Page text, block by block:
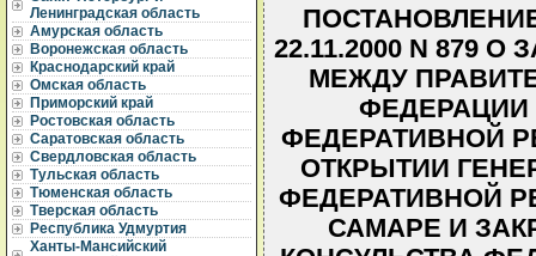
Ленинградская область
Амурская область
Воронежская область
Краснодарский край
Омская область
Приморский край
Ростовская область
Саратовская область
Свердловская область
Тульская область
Тюменская область
Тверская область
Республика Удмуртия
Ханты-Мансийский
22.11.2000 N 879
МЕЖДУ
ФЕДЕРАЦИИ
ФЕДЕРАТИВНОЙ
ОТКРЫТИИ
ФЕДЕРАТИВНОЙ
САМАРЕ И